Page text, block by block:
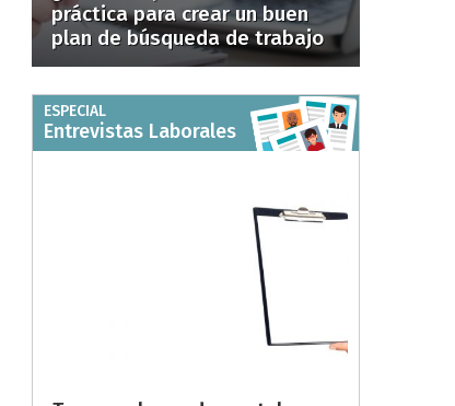
práctica para crear un buen
plan de búsqueda de trabajo
ESPECIAL
Entrevistas Laborales